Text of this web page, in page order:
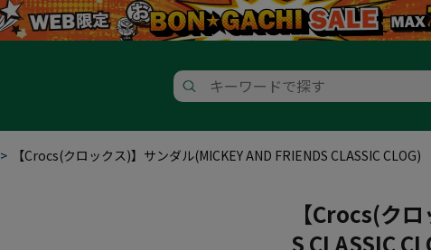
【Crocs(クロックス)】サンダル(MICKEY AND FRIENDS CLASSIC
【Crocs(ク
S CLASSIC